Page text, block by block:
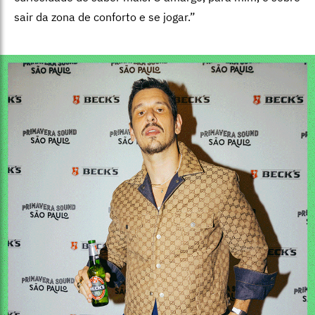
sair da zona de conforto e se jogar.”